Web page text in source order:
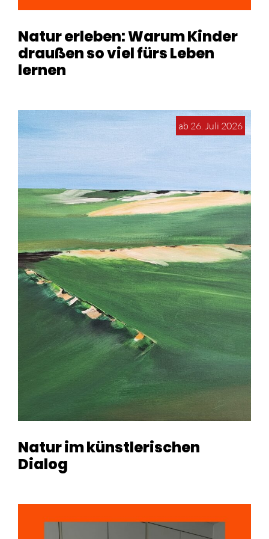
Natur erleben: Warum Kinder
draußen so viel fürs Leben
lernen
ab 26. Juli 2026
Natur im künstlerischen
Dialog